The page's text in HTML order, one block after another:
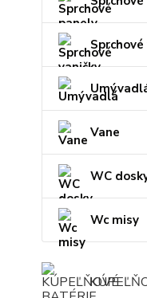
Vane
WC
Wc misy